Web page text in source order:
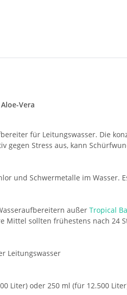
Vera
für Leitungswasser. Die
gegen Stress aus, kann
und Schwermetalle im Wasser.
außer Tropical
Mittel sollten frühestens nach 24
Leitungswasser
Liter) oder 250 ml (für 12.500